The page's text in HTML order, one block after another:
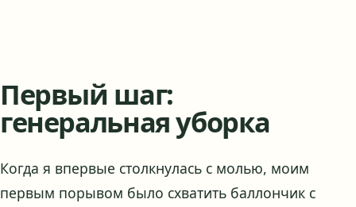
Первый шаг:
генеральная уборка
Когда я впервые столкнулась с молью, моим
первым порывом было схватить баллончик с